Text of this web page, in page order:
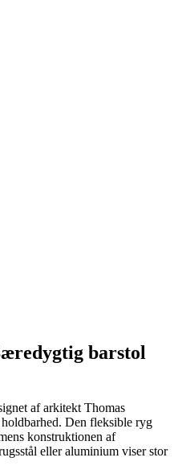
barstol
af arkitekt Thomas
Den fleksible ryg
konstruktionen af
eller aluminium viser stor